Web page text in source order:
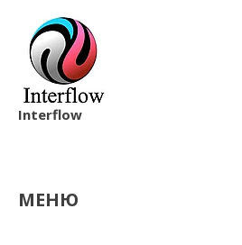
Interflow